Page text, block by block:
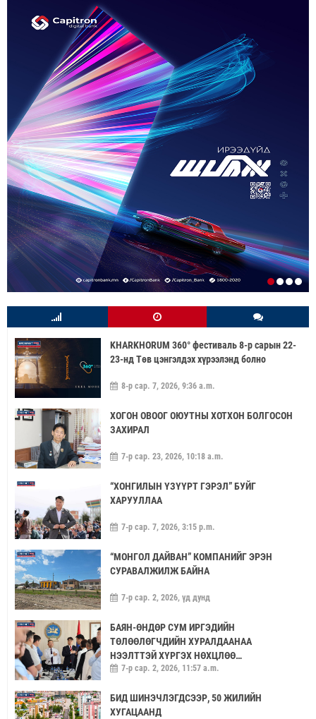
KHARKHORUM 360° фестиваль 8-р сарын 22-
23-нд Төв цэнгэлдэх хүрээлэнд болно
8-р сар. 7, 2026, 9:36 a.m.
ХОГОН ОВООГ ОЮУТНЫ ХОТХОН БОЛГОСОН
ЗАХИРАЛ
7-р сар. 23, 2026, 10:18 a.m.
“ХОНГИЛЫН ҮЗҮҮРТ ГЭРЭЛ” БУЙГ
ХАРУУЛЛАА
7-р сар. 7, 2026, 3:15 p.m.
“МОНГОЛ ДАЙВАН” КОМПАНИЙГ ЭРЭН
СУРАВАЛЖИЛЖ БАЙНА
7-р сар. 2, 2026, үд дунд
БАЯН-ӨНДӨР СУМ ИРГЭДИЙН
ТӨЛӨӨЛӨГЧДИЙН ХУРАЛДААНАА
НЭЭЛТТЭЙ ХҮРГЭХ НӨХЦЛӨӨ
САЙЖРУУЛААЧ
7-р сар. 2, 2026, 11:57 a.m.
БИД ШИНЭЧЛЭГДСЭЭР, 50 ЖИЛИЙН
ХУГАЦААНД